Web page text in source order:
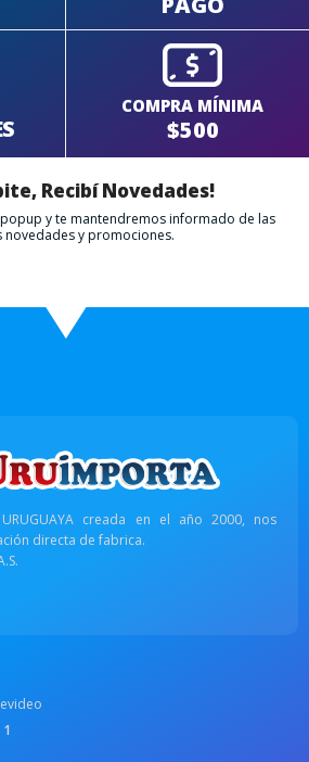
COMPRA MÍNIMA
$500
Recibí Novedades!
y te mantendremos informado de las
novedades y promociones.
creada en el año 2000, nos
directa de fabrica.